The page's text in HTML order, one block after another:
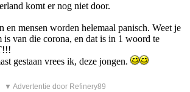
komt er nog niet door.
en mensen worden helemaal panisch. Weet je
is van die corona, en dat is in 1 woord te
gestaan vrees ik, deze jongen.
▼ Advertentie door Refinery89